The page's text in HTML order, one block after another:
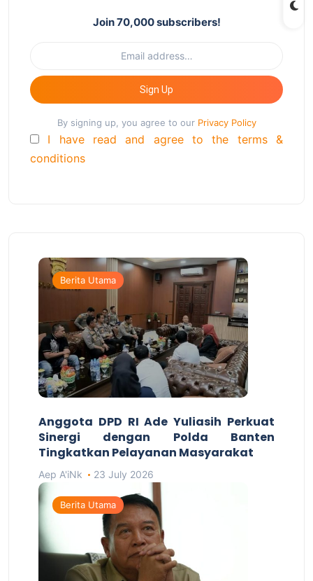
Join 70,000 subscribers!
Sign Up
By signing up, you agree to our Privacy Policy
I have read and agree to the terms &
conditions
Berita Utama
Anggota DPD RI Ade Yuliasih Perkuat
Sinergi dengan Polda Banten
Tingkatkan Pelayanan Masyarakat
Aep A'iNk 23 July 2026
Berita Utama